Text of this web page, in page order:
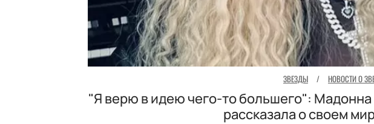
ЗВЕЗДЫ / НОВОСТИ О
"Я верю в идею чего-то большего": Мадонна
рассказала о своем